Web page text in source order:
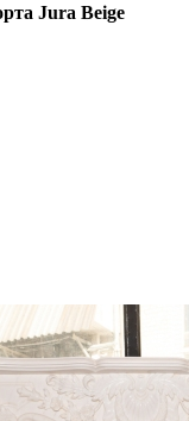
Jura Beige